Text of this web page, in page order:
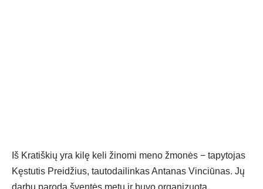
Iš Kratiškių yra kilę keli žinomi meno žmonės − tapytojas
Kęstutis Preidžius, tautodailinkas Antanas Vinciūnas. Jų
darbų paroda šventės metu ir buvo organizuota.